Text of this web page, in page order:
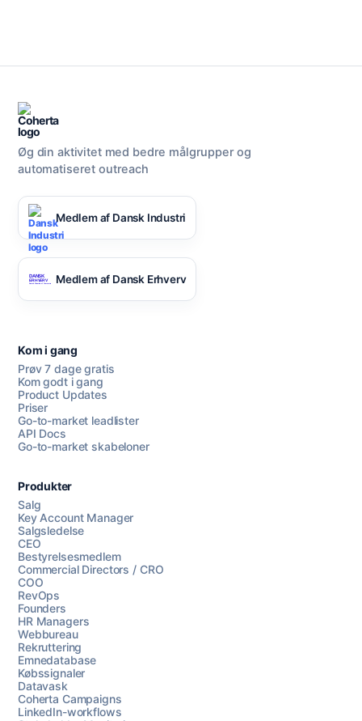
Øg din aktivitet med bedre målgrupper og
automatiseret outreach
Medlem af Dansk Industri
Medlem af Dansk Erhverv
Kom i gang
Prøv 7 dage gratis
Kom godt i gang
Product Updates
Priser
Go-to-market leadlister
API Docs
Go-to-market skabeloner
Produkter
Salg
Key Account Manager
Salgsledelse
CEO
Bestyrelsesmedlem
Commercial Directors / CRO
COO
RevOps
Founders
HR Managers
Webbureau
Rekruttering
Emnedatabase
Købssignaler
Datavask
Coherta Campaigns
LinkedIn-workflows